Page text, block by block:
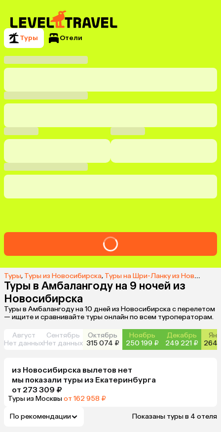
Туры Отели
Туры, Туры из Новосибирска, Туры на Шри-Ланку из Новосибирска
Туры в Амбалангоду на 9 ночей из
Новосибирска
Туры в Амбалангоду на 10 дней из Новосибирска с перелетом
— ищите и сравнивайте туры онлайн по всем туроператорам.
Август
Нет данных
Сентябрь
Нет данных
Октябрь
315 074 ₽
Ноябрь
250 199 ₽
Декабрь
249 221 ₽
264
из Новосибирска вылетов нет
мы показали туры из Екатеринбурга
от 273 309 ₽
Туры из Москвыот 162 958 ₽
По рекомендации Показаны туры в 4 отеля